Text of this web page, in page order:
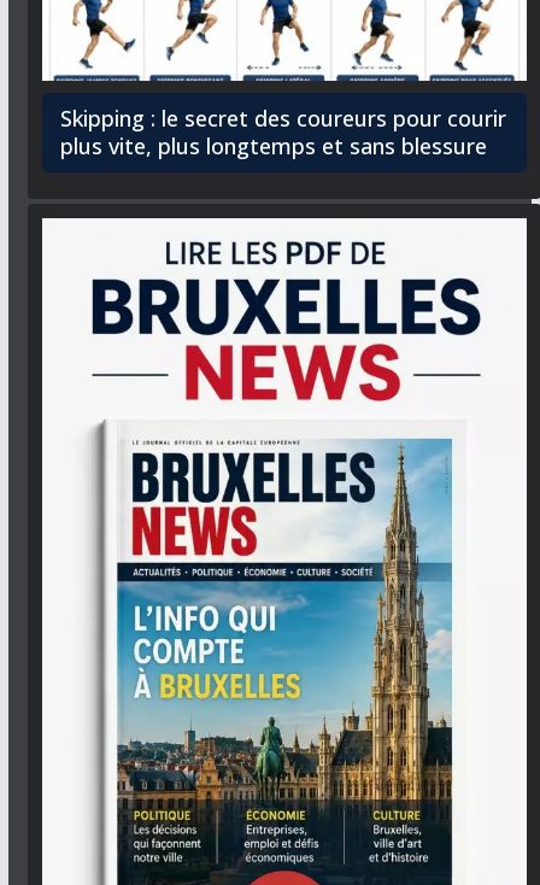
Skipping : le secret des coureurs pour courir
plus vite, plus longtemps et sans blessure